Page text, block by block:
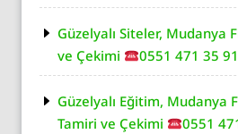
Güzelyalı Siteler, Mudanya
ve Çekimi
0551 471 35 91
Güzelyalı Eğitim, Mudanya
Tamiri ve Çekimi
0551